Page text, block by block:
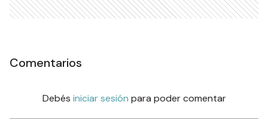
Comentarios
Debés iniciar sesión para poder comentar